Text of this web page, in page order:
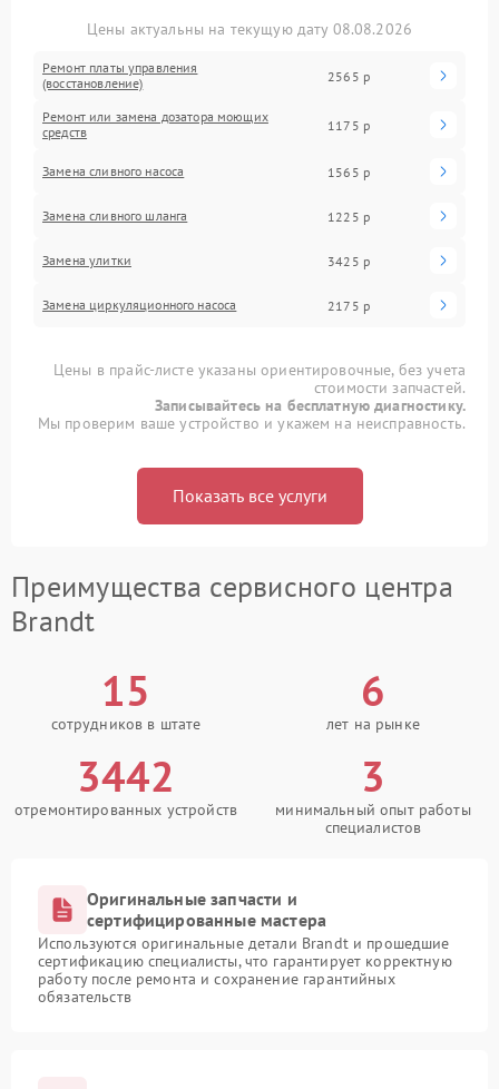
Цены актуальны на текущую дату 08.08.2026
Ремонт платы управления
(восстановление)
2565 р
Ремонт или замена дозатора моющих
средств
1175 р
Замена сливного насоса 1565 р
Замена сливного шланга 1225 р
Замена улитки 3425 р
Замена циркуляционного насоса 2175 р
Цены в прайс-листе указаны ориентировочные, без учета
стоимости запчастей.
Записывайтесь на бесплатную диагностику.
Мы проверим ваше устройство и укажем на неисправность.
Показать все услуги
Преимущества сервисного центра
Brandt
15
сотрудников в штате
6
лет на рынке
3442
отремонтированных устройств
3
минимальный опыт работы
специалистов
Оригинальные запчасти и
сертифицированные мастера
Используются оригинальные детали Brandt и прошедшие
сертификацию специалисты, что гарантирует корректную
работу после ремонта и сохранение гарантийных
обязательств